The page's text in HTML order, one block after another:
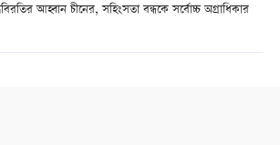
আহ্বান চীনের, সহিংসতা বন্ধকে সর্বোচ্চ অগ্রাধিকার